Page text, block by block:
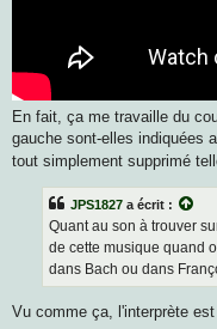
En fait, ça me travaille du
gauche sont-elles indiquées
tout simplement supprimé
JPS1827 a écrit :
Quant au son à trouver
de cette musique quand
dans Bach ou dans
Vu comme ça, l'interprète